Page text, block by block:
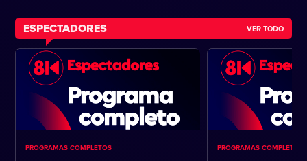
ESPECTADORES VER TODO
PROGRAMAS COMPLETOS PROGRAMAS COMPLETOS